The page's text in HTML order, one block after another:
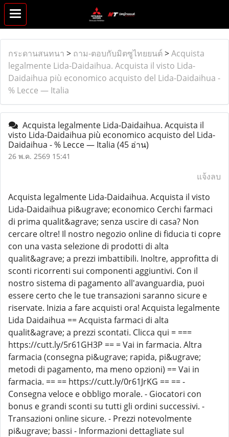
กระดานสนทนา > ถาม-ตอบกับมิตซูไทยยนต์ >Acquista
legalmente Lida-Daidaihua. Acquista il visto Lida-
Daidaihua più economico acquisto del Lida-Daidaihua -
% Lecce — Italia
Acquista legalmente Lida-Daidaihua. Acquista il
visto Lida-Daidaihua più economico acquisto del Lida-
Daidaihua - % Lecce — Italia (45 อ่าน)
26 พ.ค. 2569 15:41
แจ้งลบ
Acquista legalmente Lida-Daidaihua. Acquista il visto
Lida-Daidaihua pi&ugrave; economico Cerchi farmaci
di prima qualit&agrave; senza uscire di casa? Non
cercare oltre! Il nostro negozio online di fiducia ti copre
con una vasta selezione di prodotti di alta
qualit&agrave; a prezzi imbattibili. Inoltre, approfitta di
sconti ricorrenti sui componenti aggiuntivi. Con il
nostro sistema di pagamento all'avanguardia, puoi
essere certo che le tue transazioni saranno sicure e
riservate. Inizia a fare acquisti ora! Acquista legalmente
Lida Daidaihua == Acquista farmaci di alta
qualit&agrave; a prezzi scontati. Clicca qui = ===
https://cutt.ly/5r61GH3P == = Vai in farmacia. Altra
farmacia (consegna pi&ugrave; rapida, pi&ugrave;
metodi di pagamento, ma meno opzioni) == Vai in
farmacia. == == https://cutt.ly/0r61JrKG == == -
Consegna veloce e obbligo morale. - Giocatori con
bonus e grandi sconti su tutti gli ordini successivi. -
Transazioni online sicure. - Prezzi notevolmente
pi&ugrave; bassi - Informazioni dettagliate sul